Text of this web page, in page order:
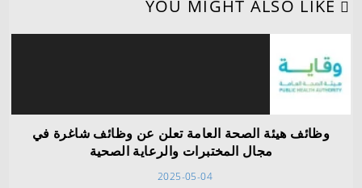
YOU MIGHT ALSO LIKE
وظائف هيئة الصحة العامة تعلن عن وظائف شاغرة في
مجال المختبرات والرعاية الصحية
2025-05-04